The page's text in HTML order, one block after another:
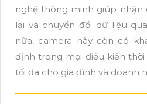
nghệ thông minh giúp nhận
lại và chuyển đổi dữ liệu
nữa, camera này còn có
định trong mọi điều kiện
tối đa cho gia đình và doanh